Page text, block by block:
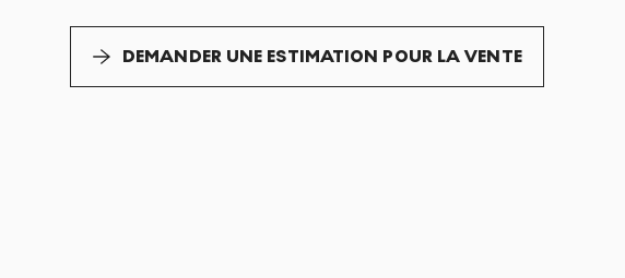
DEMANDER UNE ESTIMATION POUR LA VENTE